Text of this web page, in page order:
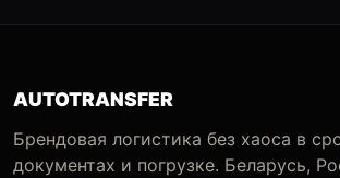
AUTOTRANSFER
Брендовая логистика без хаоса в
документах и погрузке. Беларусь,